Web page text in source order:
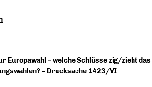
Europawahl – welche Schlüsse zig/zieht das
– Drucksache 1423/VI